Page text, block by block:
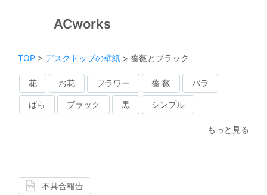
ACworks
TOP > デスクトップの壁紙 > 薔薇とブラック
花 お花 フラワー 薔 薇 バラ
ばら ブラック 黒 シンプル
もっと見る
不具合報告